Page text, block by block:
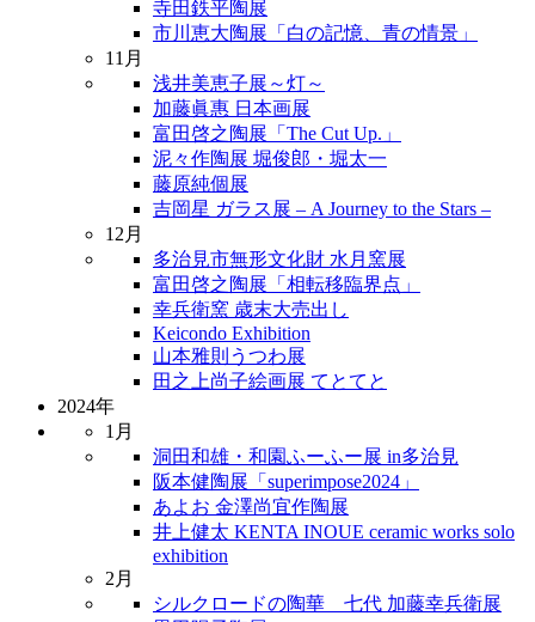
寺田鉄平陶展
市川恵大陶展「白の記憶、青の情景」
11月
浅井美恵子展～灯～
加藤眞惠 日本画展
富田啓之陶展「The Cut Up.」
泥々作陶展 堀俊郎・堀太一
藤原純個展
吉岡星 ガラス展 – A Journey to the Stars –
12月
多治見市無形文化財 水月窯展
富田啓之陶展「相転移臨界点」
幸兵衛窯 歳末大売出し
Keicondo Exhibition
山本雅則うつわ展
田之上尚子絵画展 てとてと
2024年
1月
洞田和雄・和園ふーふー展 in多治見
阪本健陶展「superimpose2024」
あよお 金澤尚宜作陶展
井上健太 KENTA INOUE ceramic works solo
exhibition
2月
シルクロードの陶華 七代 加藤幸兵衛展